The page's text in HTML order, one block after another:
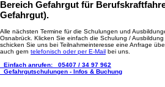
Bereich Gefahrgut für
Gefahrgut).
Alle nächsten Termine für die Schulungen und
Osnabrück. Klicken Sie einfach die Schulung /
schicken Sie uns bei Teilnahmeinteresse eine Anfrage
auch gern telefonisch oder per E-Mail bei uns.
Einfach anrufen:
05407 / 34 97 962
Gefahrgutschulungen - Infos & Buchung